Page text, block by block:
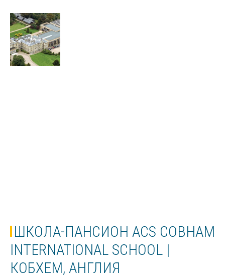
ШКОЛА-ПАНСИОН ACS COBHAM
INTERNATIONAL SCHOOL |
КОБХЕМ, АНГЛИЯ